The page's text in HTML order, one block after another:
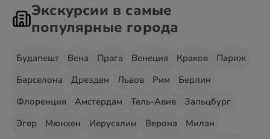
Экскурсии в самые
популярные города
Будапешт Вена Прага Венеция Краков
Париж
Барселона
Дрезден Львов Рим
Берлин
Флоренция
Амстердам Тель-Авив
Зальцбург
Эгер
Мюнхен Иерусалим Верона
Милан